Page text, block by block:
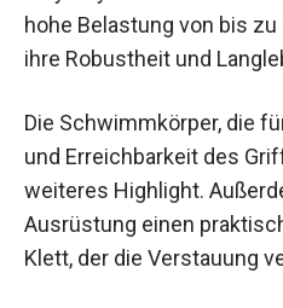
hohe Belastung von bis
ihre Robustheit und
Die Schwimmkörper, die
und Erreichbarkeit des
weiteres Highlight.
Ausrüstung einen
Klett, der die Verstauung